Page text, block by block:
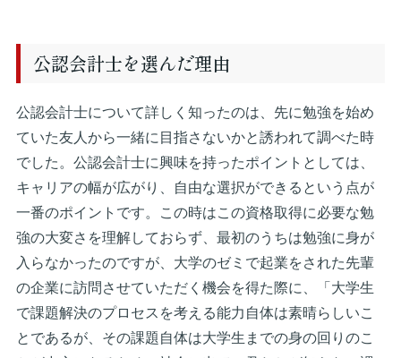
公認会計士を選んだ理由
公認会計士について詳しく知ったのは、先に勉強を始め
ていた友人から一緒に目指さないかと誘われて調べた時
でした。公認会計士に興味を持ったポイントとしては、
キャリアの幅が広がり、自由な選択ができるという点が
一番のポイントです。この時はこの資格取得に必要な勉
強の大変さを理解しておらず、最初のうちは勉強に身が
入らなかったのですが、大学のゼミで起業をされた先輩
の企業に訪問させていただく機会を得た際に、「大学生
で課題解決のプロセスを考える能力自体は素晴らしいこ
とであるが、その課題自体は大学生までの身の回りのこ